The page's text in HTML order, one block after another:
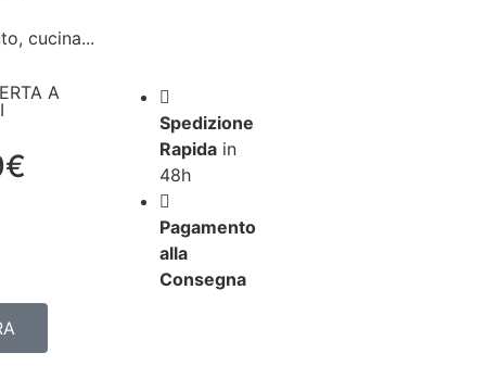
cucina...
A
Spedizione
Rapidain
48h
Pagamento
alla
Consegna